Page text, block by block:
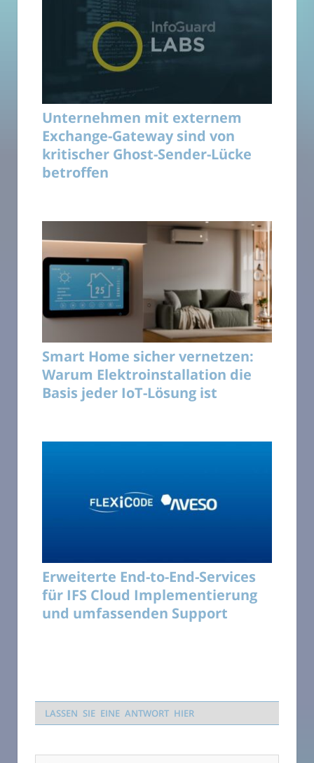
Unternehmen mit externem
Exchange-Gateway sind von
kritischer Ghost-Sender-Lücke
betroffen
Smart Home sicher vernetzen:
Warum Elektroinstallation die
Basis jeder IoT-Lösung ist
Erweiterte End-to-End-Services
für IFS Cloud Implementierung
und umfassenden Support
LASSEN SIE EINE ANTWORT HIER